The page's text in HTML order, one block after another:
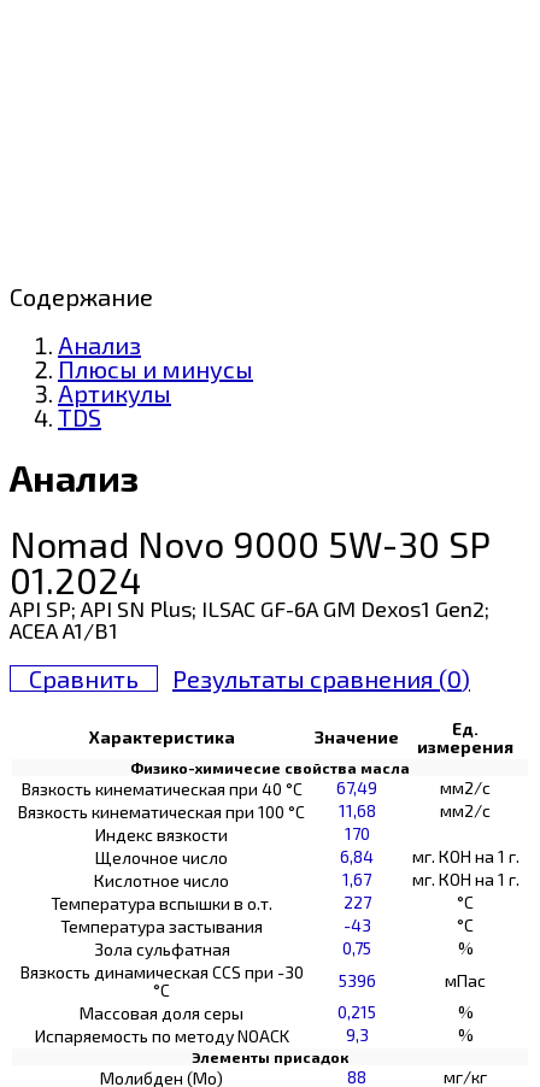
Содержание
Анализ
Плюсы и минусы
Артикулы
TDS
Анализ
Nomad Novo 9000 5W-30 SP
01.2024
API SP; API SN Plus; ILSAC GF-6A GM Dexos1 Gen2;
ACEA A1/B1
Сравнить Результаты сравнения (0)
Характеристика Значение
Ед.
измерения
Физико-химичесие свойства масла
Вязкость кинематическая при 40 °С 67,49
мм2/с
Вязкость кинематическая при 100 °С
11,68
мм2/с
Индекс вязкости
170
Щелочное число
6,84
мг. КОН на 1 г.
Кислотное число
1,67
мг. КОН на 1 г.
Температура вспышки в о.т.
227
°C
Температура застывания
-43
°C
Зола сульфатная
0,75
%
Вязкость динамическая CCS при -30
°С
5396
мПас
Массовая доля серы
0,215
%
Испаряемость по методу NOACK
9,3 %
Элементы присадок
Молибден (Мо) 88
мг/кг